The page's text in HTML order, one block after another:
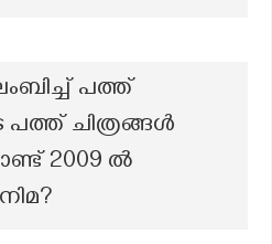
പത്ത്
ചിത്രങ്ങള്‍
2009 ല്‍